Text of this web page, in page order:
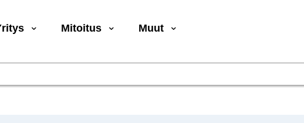
Mitoitus Muut